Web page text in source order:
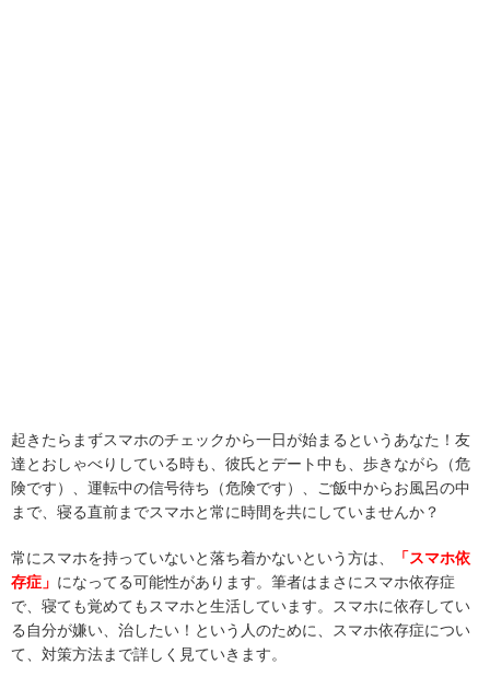
起きたらまずスマホのチェックから一日が始まるというあなた！友
達とおしゃべりしている時も、彼氏とデート中も、歩きながら（危
険です）、運転中の信号待ち（危険です）、ご飯中からお風呂の中
まで、寝る直前までスマホと常に時間を共にしていませんか？
常にスマホを持っていないと落ち着かないという方は、
「スマホ依
存症」 になってる可能性があります。筆者はまさにスマホ依存症
で、寝ても覚めてもスマホと生活しています。スマホに依存してい
る自分が嫌い、治したい！という人のために、スマホ依存症につい
て、対策方法まで詳しく見ていきます。